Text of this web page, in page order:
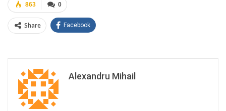
0
863
Share Facebook
Alexandru Mihail